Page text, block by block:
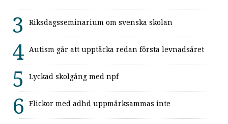
Riksdagsseminarium om svenska skolan
Autism går att upptäcka redan första levnadsåret
Lyckad skolgång med npf
Flickor med adhd uppmärksammas inte